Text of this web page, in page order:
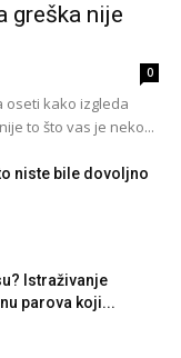
greška nije
0
oseti kako izgleda
to što vas je neko...
niste bile dovoljno
Istraživanje
parova koji...